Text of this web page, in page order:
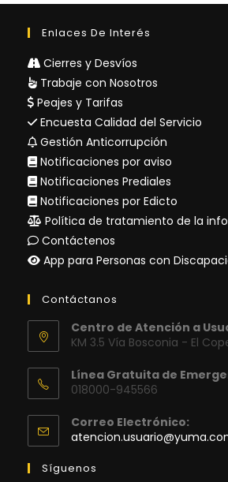
Enlaces De Interés
Cierres y Desvíos
Trabaje con Nosotros
Peajes y Tarifas
Encuesta Calidad del Servicio
Gestión Anticorrupción
Notificaciones por aviso
Notificaciones Prediales
Notificaciones por Edicto
Política de tratamiento de la
Contáctenos
App para Personas con
Contáctanos
Centro de Atención a
KM 3.5 Vía Bosconia - El
Línea Gratuita de
018000-945566
Correo Electrónico:
Síguenos